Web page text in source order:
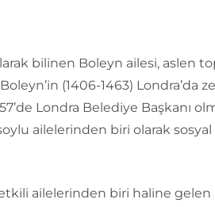
bilinen Boleyn ailesi, aslen
(1406-1463) Londra’da
Londra Belediye Başkanı
ailelerinden biri olarak
ailelerinden biri haline gelen